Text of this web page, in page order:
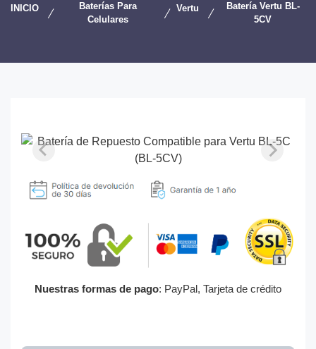
INICIO
Baterías Para
Celulares
Vertu
Batería Vertu BL-
5CV
Nuestras formas de pago: PayPal, Tarjeta de crédito